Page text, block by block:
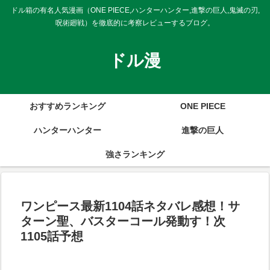
ドル箱の有名人気漫画（ONE PIECE,ハンターハンター,進撃の巨人,鬼滅の刃,
呪術廻戦）を徹底的に考察レビューするブログ。
ドル漫
おすすめランキング ONE PIECE
ハンターハンター 進撃の巨人
強さランキング
ワンピース最新1104話ネタバレ感想！サ
ターン聖、バスターコール発動す！次
1105話予想